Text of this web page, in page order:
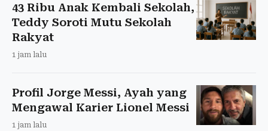
43 Ribu Anak Kembali Sekolah,
Teddy Soroti Mutu Sekolah
Rakyat
1 jam lalu
Profil Jorge Messi, Ayah yang
Mengawal Karier Lionel Messi
1 jam lalu